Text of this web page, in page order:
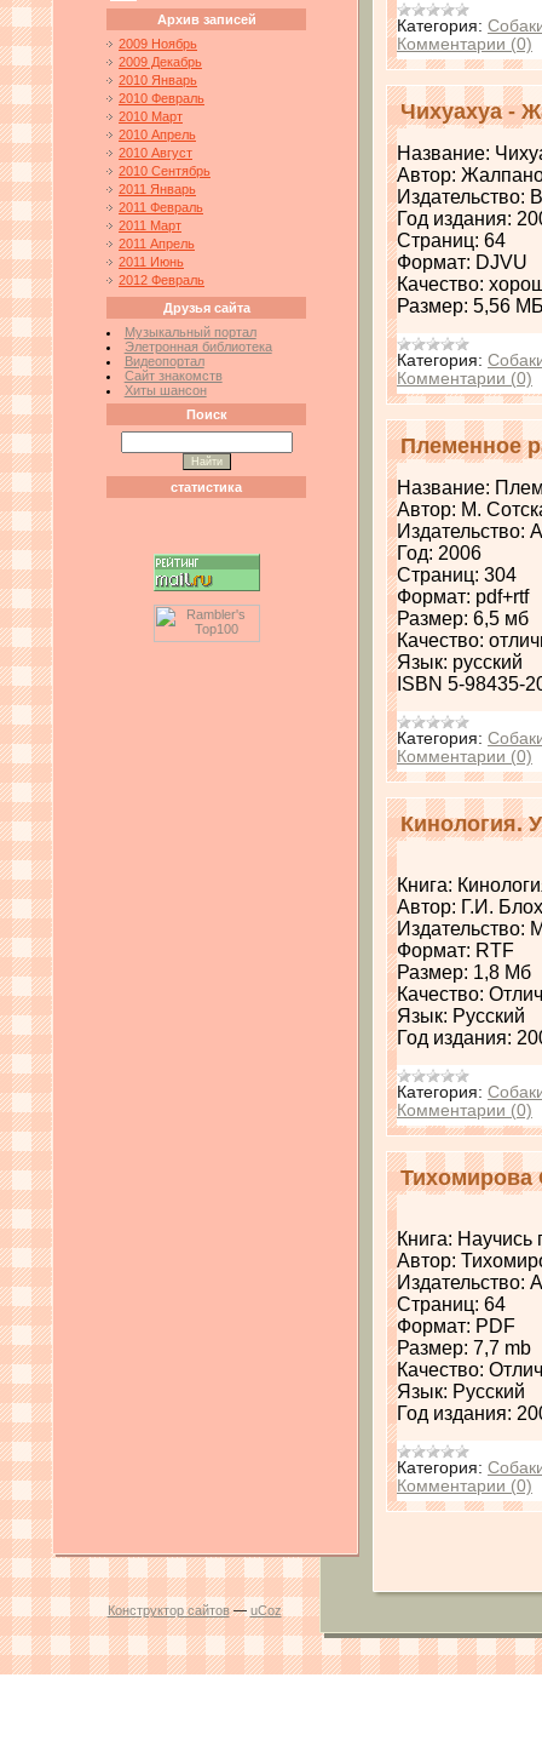
Архив записей
2009 Ноябрь
2009 Декабрь
2010 Январь
2010 Февраль
2010 Март
2010 Апрель
2010 Август
2010 Сентябрь
2011 Январь
2011 Февраль
2011 Март
2011 Апрель
2011 Июнь
2012 Февраль
Друзья сайта
Музыкальный портал
Элетронная библиотека
Видеопортал
Сайт знакомств
Хиты шансон
Поиск
статистика
Категория:
Комментарии (0)
Чихуахуа -
Название:
Автор:
Издательство:
Год издания:
Страниц: 64
Формат: DJVU
Качество:
Размер: 5,56
Категория:
Комментарии (0)
Племенное
Название:
Автор: М.
Издательство:
Год: 2006
Страниц: 304
Формат: pdf+rtf
Размер: 6,5 мб
Качество:
Язык: русский
ISBN 5-98435-
Категория:
Комментарии (0)
Кинология.
Книга:
Автор: Г.И.
Издательство:
Формат: RTF
Размер: 1,8 Мб
Качество:
Язык: Русский
Год издания:
Категория:
Комментарии (0)
Тихомирова
Книга: Научись
Автор:
Издательство:
Страниц: 64
Формат: PDF
Размер: 7,7 mb
Качество:
Язык: Русский
Год издания:
Категория:
Комментарии (0)
Конструктор сайтов— uCoz